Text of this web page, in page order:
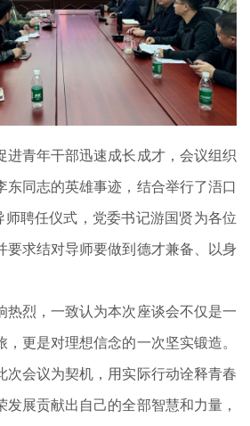
青年干部迅速成长成才，会议组织
东同志的英雄事迹，结合举行了浯口
师聘任仪式，党委书记游国贤为各位
要求结对导师要做到德才兼备、以身
烈，一致认为本次座谈会不仅是一
更是对理想信念的一次坚实锻造。
次会议为契机，用实际行动诠释青春
展贡献出自己的全部智慧和力量，